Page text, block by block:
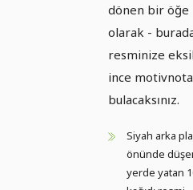
dönen bir öğe
olarak -
resminize
ince
bulacaksınız.
Siyah arka
önünde
yerde yatan